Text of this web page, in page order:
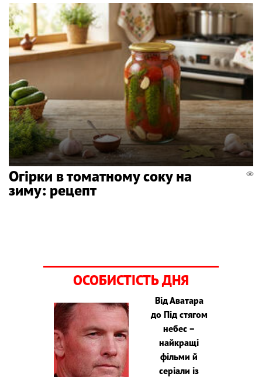
Огірки в томатному соку на
зиму: рецепт
ОСОБИСТІСТЬ ДНЯ
Від Аватара
до Під стягом
небес –
найкращі
фільми й
серіали із